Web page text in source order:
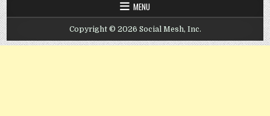
MENU
Copyright © 2026 Social Mesh, Inc.